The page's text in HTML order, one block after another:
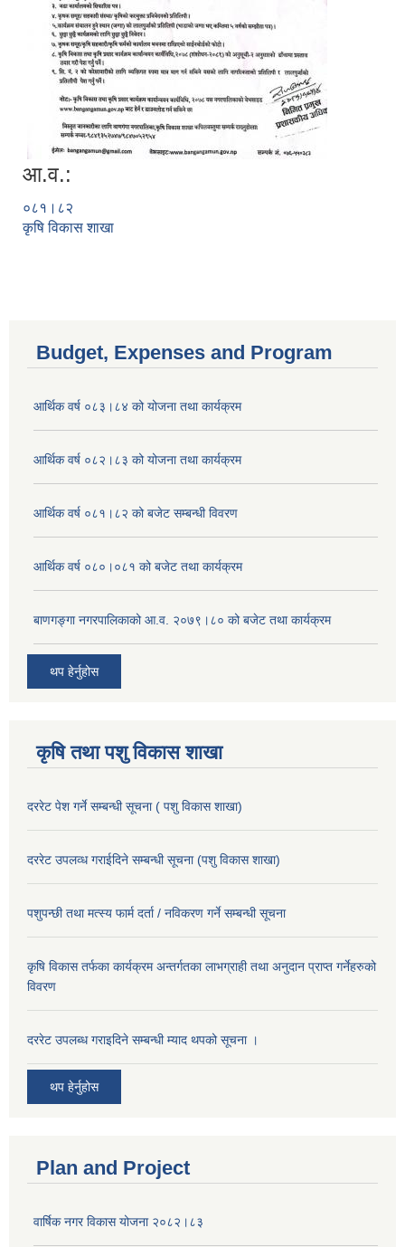
आ.व.:
०८१।८२
कृषि विकास शाखा
Budget, Expenses and Program
आर्थिक वर्ष ०८३।८४ को योजना तथा कार्यक्रम
आर्थिक वर्ष ०८२।८३ को योजना तथा कार्यक्रम
आर्थिक वर्ष ०८१।८२ को बजेट सम्बन्धी विवरण
आर्थिक वर्ष ०८०।०८१ को बजेट तथा कार्यक्रम
बाणगङ्गा नगरपालिकाको आ.व. २०७९।८० को बजेट तथा कार्यक्रम
थप हेर्नुहोस
कृषि तथा पशु विकास शाखा
दररेट पेश गर्ने सम्बन्धी सूचना ( पशु विकास शाखा)
दररेट उपलव्ध गराईदिने सम्बन्धी सूचना (पशु विकास शाखा)
पशुपन्छी तथा मत्स्य फार्म दर्ता / नविकरण गर्ने सम्बन्धी सूचना
कृषि विकास तर्फका कार्यक्रम अन्तर्गतका लाभग्राही तथा अनुदान प्राप्त गर्नेहरुको
विवरण
दररेट उपलब्ध गराइदिने सम्बन्धी म्याद थपको सूचना ।
थप हेर्नुहोस
Plan and Project
वार्षिक नगर विकास योजना २०८२।८३